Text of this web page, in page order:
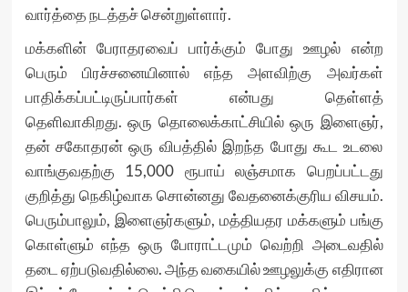
வார்த்தை நடத்தச் சென்றுள்ளார்.
மக்களின் பேராதரவைப் பார்க்கும் போது ஊழல் என்ற
பெரும் பிரச்சனையினால் எந்த அளவிற்கு அவர்கள்
பாதிக்கப்பட்டிருப்பார்கள் என்பது தெள்ளத்
தெளிவாகிறது. ஒரு தொலைக்காட்சியில் ஒரு இளைஞர்,
தன் சகோதரன் ஒரு விபத்தில் இறந்த போது கூட உடலை
வாங்குவதற்கு 15,000 ரூபாய் லஞ்சமாக பெறப்பட்டது
குறித்து நெகிழ்வாக சொன்னது வேதனைக்குரிய விசயம்.
பெரும்பாலும், இளைஞர்களும், மத்தியதர மக்களும் பங்கு
கொள்ளும் எந்த ஒரு போராட்டமும் வெற்றி அடைவதில்
தடை ஏற்படுவதில்லை. அந்த வகையில் ஊழலுக்கு எதிரான